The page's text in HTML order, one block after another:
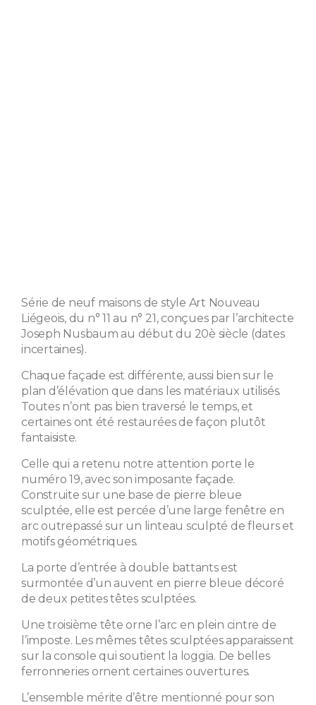
Série de neuf maisons de style Art Nouveau
Liégeois, du n° 11 au n° 21, conçues par l’architecte
Joseph Nusbaum au début du 20è siècle (dates
incertaines).
Chaque façade est différente, aussi bien sur le
plan d’élévation que dans les matériaux utilisés.
Toutes n’ont pas bien traversé le temps, et
certaines ont été restaurées de façon plutôt
fantaisiste.
Celle qui a retenu notre attention porte le
numéro 19, avec son imposante façade.
Construite sur une base de pierre bleue
sculptée, elle est percée d’une large fenêtre en
arc outrepassé sur un linteau sculpté de fleurs et
motifs géométriques.
La porte d’entrée à double battants est
surmontée d’un auvent en pierre bleue décoré
de deux petites têtes sculptées.
Une troisième tête orne l’arc en plein cintre de
l’imposte. Les mêmes têtes sculptées apparaissent
sur la console qui soutient la loggia. De belles
ferronneries ornent certaines ouvertures.
L’ensemble mérite d’être mentionné pour son